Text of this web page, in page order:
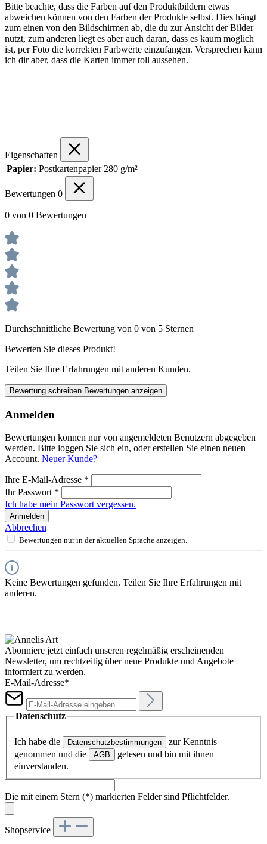
Bitte beachte, dass die Farben auf den Produktbildern etwas
abweichen können von den Farben der Produkte selbst. Dies hängt
zum einen von den Bildschirmen ab, die du zur Ansicht der Bilder
nutzt, zum anderen liegt es aber auch daran, dass es kaum möglich
ist, per Foto die korrekten Farbwerte einzufangen. Versprechen kann
ich dir aber, dass die Karten immer toll aussehen.
Eigenschaften
Papier: Postkartenpapier 280 g/m²
Bewertungen 0
0 von 0 Bewertungen
Durchschnittliche Bewertung von 0 von 5 Sternen
Bewerten Sie dieses Produkt!
Teilen Sie Ihre Erfahrungen mit anderen Kunden.
Bewertung schreiben Bewertungen anzeigen
Anmelden
Bewertungen können nur von angemeldeten Benutzern abgegeben
werden. Bitte loggen Sie sich ein, oder erstellen Sie einen neuen
Account. Neuer Kunde?
Ihre E-Mail-Adresse *
Ihr Passwort *
Ich habe mein Passwort vergessen.
Anmelden
Abbrechen
Bewertungen nur in der aktuellen Sprache anzeigen.
Keine Bewertungen gefunden. Teilen Sie Ihre Erfahrungen mit
anderen.
Abonniere jetzt einfach unseren regelmäßig erscheinenden
Newsletter, um rechtzeitig über neue Produkte und Angebote
informiert zu werden.
E-Mail-Adresse*
Datenschutz
Ich habe die Datenschutzbestimmungen
zur Kenntnis
genommen und die
AGB
gelesen und bin mit ihnen
einverstanden.
Die mit einem Stern (*) markierten Felder sind Pflichtfelder.
Shopservice